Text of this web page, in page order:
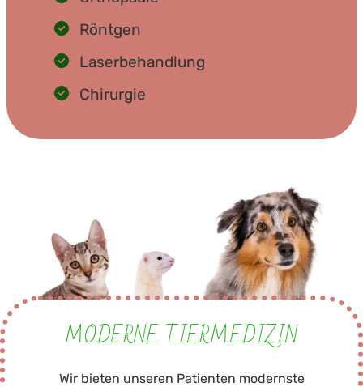
Röntgen
Laserbehandlung
Chirurgie
MODERNE TIERMEDIZIN
Wir bieten unseren Patienten modernste